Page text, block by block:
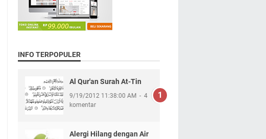
INFO TERPOPULER
Al Qur'an Surah At-Tin
9/19/2012 11:38:00 AM
4
komentar
Alergi Hilang dengan Air